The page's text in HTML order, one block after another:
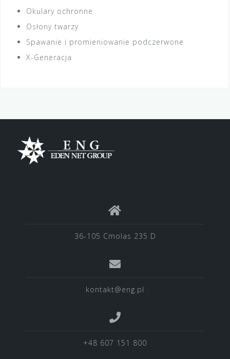
Okulary ochronne
Osłony twarzy
Spawanie i promieniowanie podczerwone
X-Generacja
36-105 Cmolas 235 D
kontakt@eng.pl
+48 607 151 800